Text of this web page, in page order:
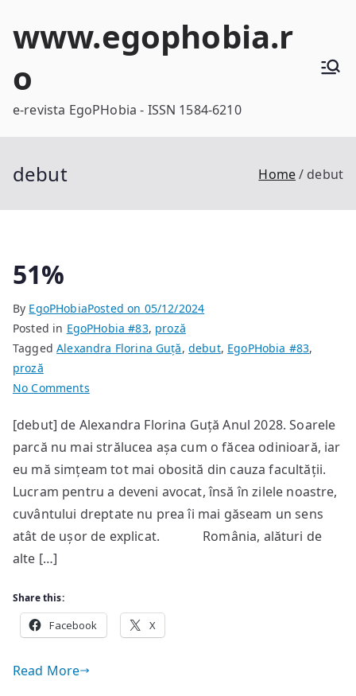
www.egophobia.r
o
e-revista EgoPHobia - ISSN 1584-6210
debut Home debut
51%
By EgoPHobiaPosted on 05/12/2024
Posted in EgoPHobia #83, proză
TaggedAlexandra Florina Guță, debut, EgoPHobia #83,
proză
No Commentson
[debut] de Alexandra Florina Guță Anul 2028. Soarele
parcă nu mai strălucea așa cum o făcea odinioară, iar
eu mă simțeam tot mai obosită din cauza facultății.
Lucram pentru a deveni avocat, însă în zilele noastre,
cuvântului dreptate nu prea îi mai găseam un sens
atât de ușor de explicat. România, alături de
alte […]
Share this:
Facebook X
Read More